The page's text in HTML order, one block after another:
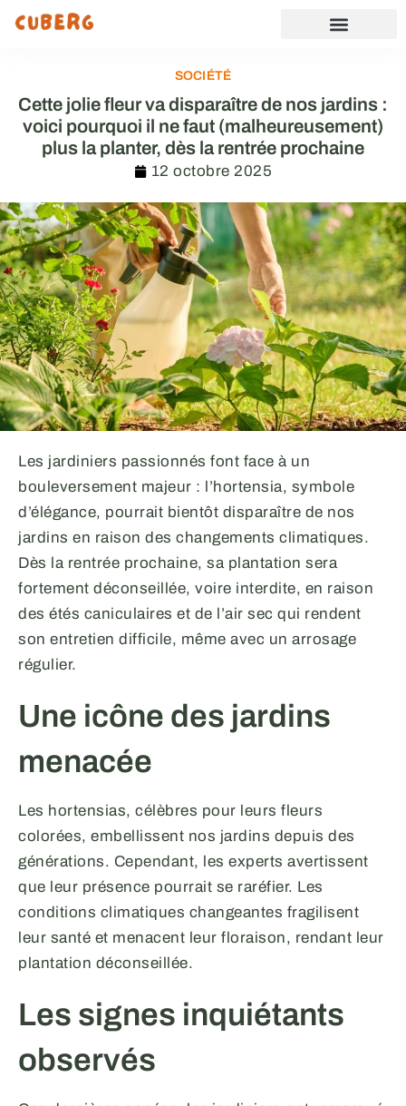
SOCIÉTÉ
Cette jolie fleur va disparaître de nos jardins :
voici pourquoi il ne faut (malheureusement)
plus la planter, dès la rentrée prochaine
12 octobre 2025
Les jardiniers passionnés font face à un
bouleversement majeur : l’hortensia, symbole
d’élégance, pourrait bientôt disparaître de nos
jardins en raison des changements climatiques.
Dès la rentrée prochaine, sa plantation sera
fortement déconseillée, voire interdite, en raison
des étés caniculaires et de l’air sec qui rendent
son entretien difficile, même avec un arrosage
régulier.
Une icône des jardins
menacée
Les hortensias, célèbres pour leurs fleurs
colorées, embellissent nos jardins depuis des
générations. Cependant, les experts avertissent
que leur présence pourrait se raréfier. Les
conditions climatiques changeantes fragilisent
leur santé et menacent leur floraison, rendant leur
plantation déconseillée.
Les signes inquiétants
observés